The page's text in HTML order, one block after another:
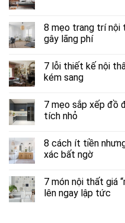
8 mẹo trang trí nội
gây lãng phí
7 lỗi thiết kế nội
kém sang
7 mẹo sắp xếp đồ
tích nhỏ
8 cách ít tiền
xác bất ngờ
7 món nội thất giá
lên ngay lập tức